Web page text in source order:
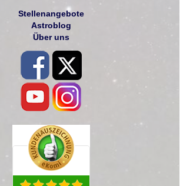
Stellenangebote
Astroblog
Über uns